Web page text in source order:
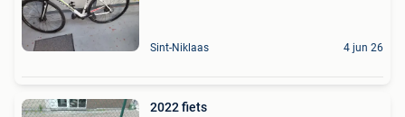
Sint-Niklaas 4 jun 26
2022 fiets